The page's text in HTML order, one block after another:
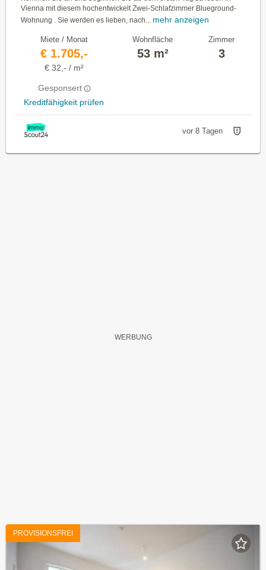
Vienna mit diesem hochentwickelt Zwei-Schlafzimmer Blueground-
Wohnung . Sie werden es lieben, nach... mehr anzeigen
Miete / Monat
€ 1.705,-
€ 32,- / m²
Gesponsert
Kreditfähigkeit prüfen
Wohnfläche
53 m²
Zimmer
3
vor 8 Tagen
PROVISIONSFREI